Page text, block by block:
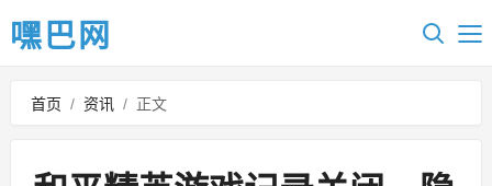
嘿巴网
首页 / 资讯 / 正文